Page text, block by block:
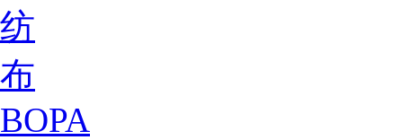
纺
布
BOPA